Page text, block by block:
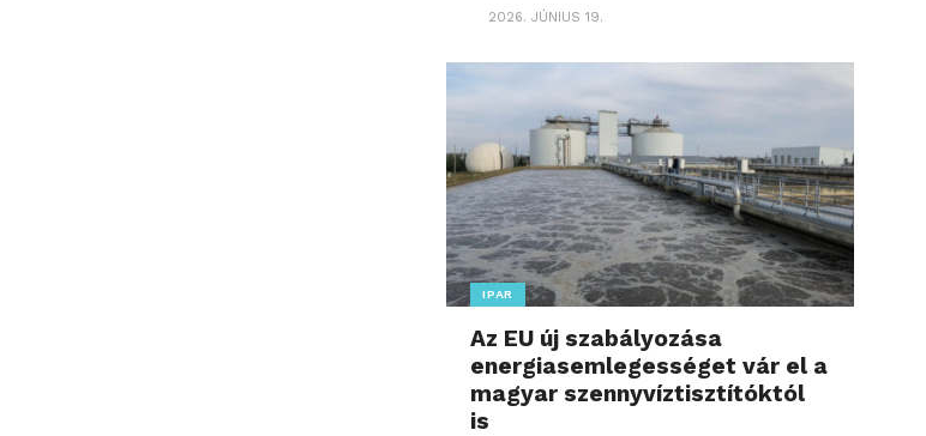
2026. JÚNIUS 19.
IPAR
Az EU új szabályozása
energiasemlegességet vár el a
magyar szennyvíztisztítóktól
is